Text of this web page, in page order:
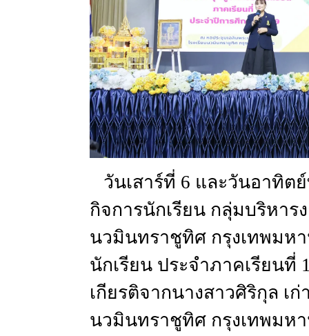
วันเสาร์ที่ 6 และวันอาทิต
กิจการนักเรียน กลุ่มบริหาร
นวมินทราชูทิศ กรุงเทพมห
นักเรียน ประจำภาคเรียนที่
เกียรติจากนางสาวศิริกุล เก่
นวมินทราชูทิศ กรุงเทพมห